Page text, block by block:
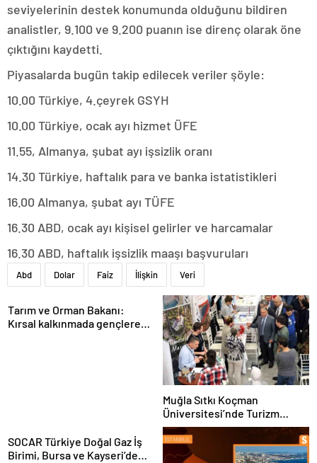
seviyelerinin destek konumunda olduğunu bildiren
analistler, 9.100 ve 9.200 puanın ise direnç olarak öne
çıktığını kaydetti.
Piyasalarda bugün takip edilecek veriler şöyle:
10.00 Türkiye, 4.çeyrek GSYH
10.00 Türkiye, ocak ayı hizmet ÜFE
11.55, Almanya, şubat ayı işsizlik oranı
14.30 Türkiye, haftalık para ve banka istatistikleri
16.00 Almanya, şubat ayı TÜFE
16.30 ABD, ocak ayı kişisel gelirler ve harcamalar
16.30 ABD, haftalık işsizlik maaşı başvuruları
Abd Dolar Faiz İlişkin Veri
Tarım ve Orman Bakanı:
Kırsal kalkınmada gençlere
Muğla Sıtkı Koçman
Üniversitesi’nde Turizm
Sektörü ve Öğrenciler
Buluştu
SOCAR Türkiye Doğal Gaz İş
Birimi, Bursa ve Kayseri’de